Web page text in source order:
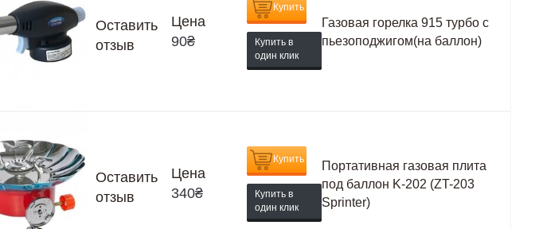
Оставить
отзыв
Цена
90₴
Купить
Купить в
один клик
Газовая горелка 915 турбо с
пьезоподжигом(на баллон)
Оставить
отзыв
Цена
340₴
Купить
Купить в
один клик
Портативная газовая плита
под баллон K-202 (ZT-203
Sprinter)